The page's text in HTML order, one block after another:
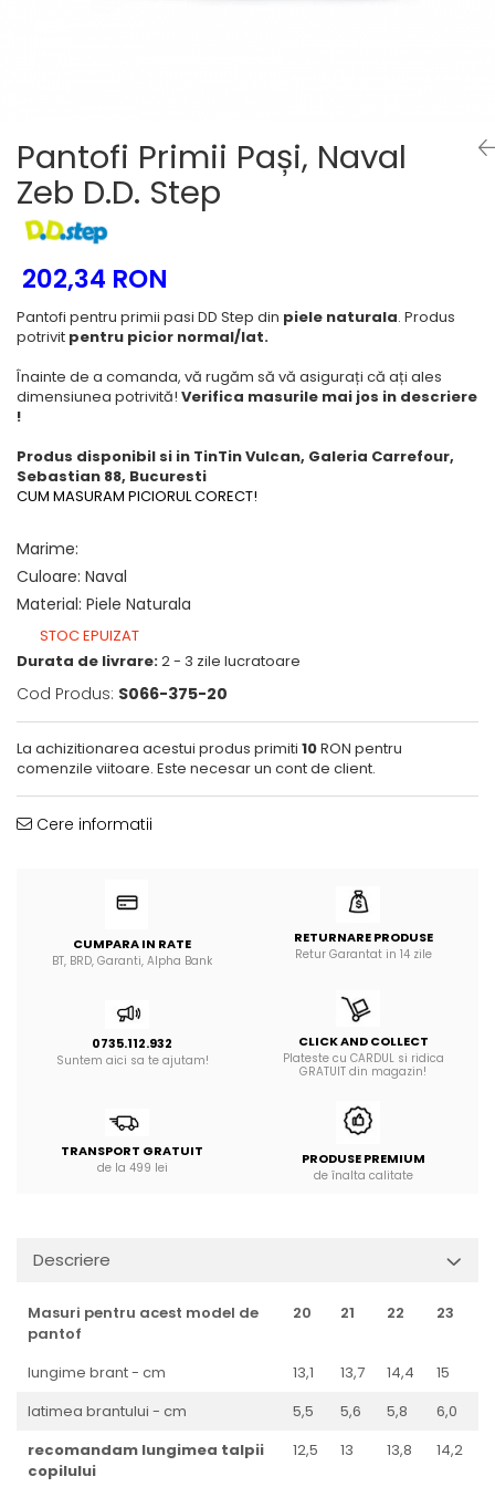
Pantofi Primii Pași, Naval
Zeb D.D. Step
202,34 RON
Pantofi pentru primii pasi DD Step din piele naturala. Produs
potrivit pentru picior normal/lat.
Înainte de a comanda, vă rugăm să vă asigurați că ați ales
dimensiunea potrivită! Verifica masurile mai jos in descriere
!
Produs disponibil si in TinTin Vulcan, Galeria Carrefour,
Sebastian 88, Bucuresti
CUM MASURAM PICIORUL CORECT!
Marime:
Culoare: Naval
Material: Piele Naturala
STOC EPUIZAT
Durata de livrare:2 - 3 zile lucratoare
Cod Produs: S066-375-20
La achizitionarea acestui produs primiti 10RON pentru
comenzile viitoare. Este necesar un cont de client.
Cere informatii
CUMPARA IN RATE
BT, BRD, Garanti, Alpha Bank
RETURNARE PRODUSE
Retur Garantat in 14 zile
0735.112.932
Suntem aici sa te ajutam!
CLICK AND COLLECT
Plateste cu CARDUL si ridica
GRATUIT din magazin!
TRANSPORT GRATUIT
de la 499 lei
PRODUSE PREMIUM
de înalta calitate
Descriere
Masuri pentru acest model de
pantof
20 21 22 23
lungime brant - cm 13,1 13,7 14,4 15
latimea brantului - cm
5,5 5,6 5,8 6,0
recomandam lungimea talpii
copilului
12,5 13 13,8 14,2